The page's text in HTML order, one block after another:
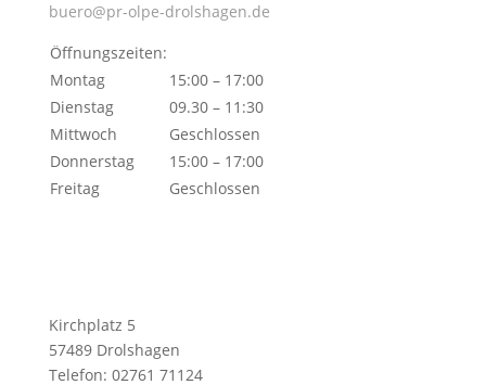
buero@pr-olpe-drolshagen.de
Öffnungszeiten:
Montag
15:00 – 17:00
Dienstag
09.30 – 11:30
Mittwoch
Geschlossen
Donnerstag
15:00 – 17:00
Freitag
Geschlossen
Kirchplatz 5
57489 Drolshagen
Telefon: 02761 71124